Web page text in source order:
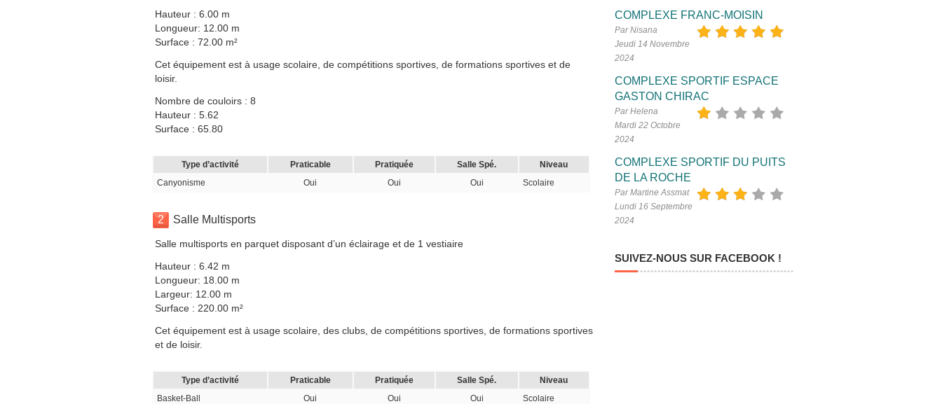
Hauteur : 6.00 m
Longueur: 12.00 m
Surface : 72.00 m²
Cet équipement est à usage scolaire, de compétitions sportives, de formations sportives et de
loisir.
Nombre de couloirs : 8
Hauteur : 5.62
Surface : 65.80
Type d’activité Praticable Pratiquée Salle Spé.
Niveau
Canyonisme
Oui Oui Oui Scolaire
2 Salle Multisports
Salle multisports en parquet disposant d’un éclairage et de 1 vestiaire
Hauteur : 6.42 m
Longueur: 18.00 m
Largeur: 12.00 m
Surface : 220.00 m²
Cet équipement est à usage scolaire, des clubs, de compétitions sportives, de formations sportives
et de loisir.
Type d’activité Praticable Pratiquée Salle Spé.
Niveau
Basket-Ball
Oui Oui Oui Scolaire
COMPLEXE FRANC-MOISIN
Par Nisana
Jeudi 14 Novembre
2024
COMPLEXE SPORTIF ESPACE
GASTON CHIRAC
Par Helena
Mardi 22 Octobre
2024
COMPLEXE SPORTIF DU PUITS
DE LA ROCHE
Par Martine Assmat
Lundi 16 Septembre
2024
SUIVEZ-NOUS SUR FACEBOOK !